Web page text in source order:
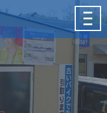
メ
ニ
ュ
ー